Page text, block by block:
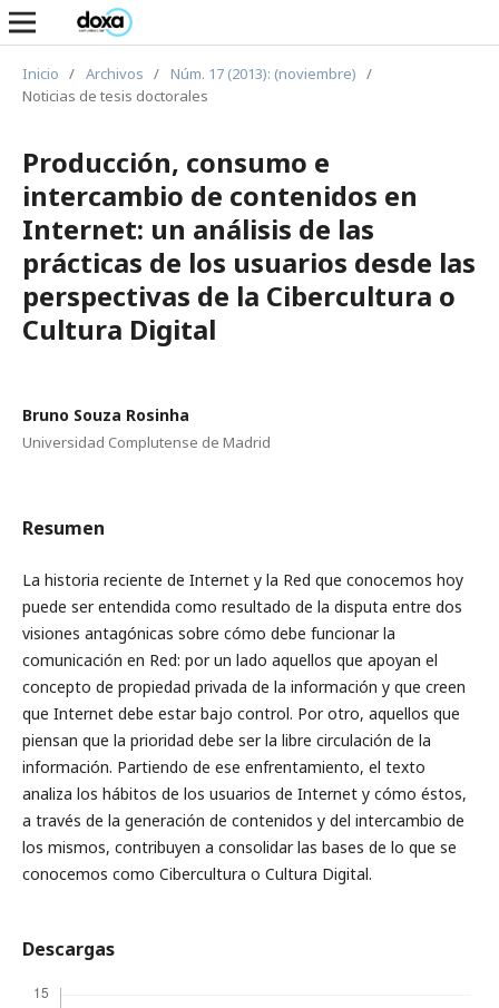
Inicio / Archivos / Núm. 17 (2013): (noviembre) /
Noticias de tesis doctorales
Producción, consumo e
intercambio de contenidos en
Internet: un análisis de las
prácticas de los usuarios desde las
perspectivas de la Cibercultura o
Cultura Digital
Bruno Souza Rosinha
Universidad Complutense de Madrid
Resumen
La historia reciente de Internet y la Red que conocemos hoy
puede ser entendida como resultado de la disputa entre dos
visiones antagónicas sobre cómo debe funcionar la
comunicación en Red: por un lado aquellos que apoyan el
concepto de propiedad privada de la información y que creen
que Internet debe estar bajo control. Por otro, aquellos que
piensan que la prioridad debe ser la libre circulación de la
información. Partiendo de ese enfrentamiento, el texto
analiza los hábitos de los usuarios de Internet y cómo éstos,
a través de la generación de contenidos y del intercambio de
los mismos, contribuyen a consolidar las bases de lo que se
conocemos como Cibercultura o Cultura Digital.
Descargas